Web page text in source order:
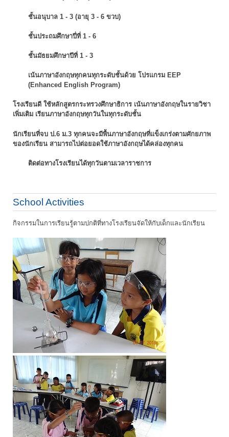
ชั้นอนุบาล 1 - 3 (อายุ 3 - 6 ขวบ)
ชั้นประถมศึกษาปี่ที่ 1 - 6
ชั้นมัธยมศึกษาปีที่ 1 - 3
เน้นภาษาอังกฤษทุกคนทุกระดับชั้นด้วย โปรแกรม EEP
(Enhanced English Program)
โรงเรียนดี ใช้หลักสูตรกระทรวงศึกษาธิการ เน้นภาษาอังกฤษในรายวิชา
เพิ่มเติม เรียนภาษาอังกฤษทุกวันในทุกระดับชั้น
นักเรียนที่จบ ป.6 ม.3 ทุกคนจะมีพื้นภาษาอังกฤษที่แข็งเกร่งตามศักยภาพ
ของนักเรียน สามารถไปต่อยอดใช้ภาษาอังกฤษได้คล่องทุกคน
ติดต่อทางโรงเรียนได้ทุกวันตามเวลาราชการ
School Activities
กิจกรรมในการเรียนรู้ตามปกติที่ทางโรงเรียนจัดให้กับเด็กและนักเรียน